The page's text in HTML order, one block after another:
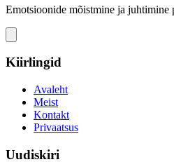
Emotsioonide mõistmine ja juhtimine
Kiirlingid
Avaleht
Meist
Kontakt
Privaatsus
Uudiskiri